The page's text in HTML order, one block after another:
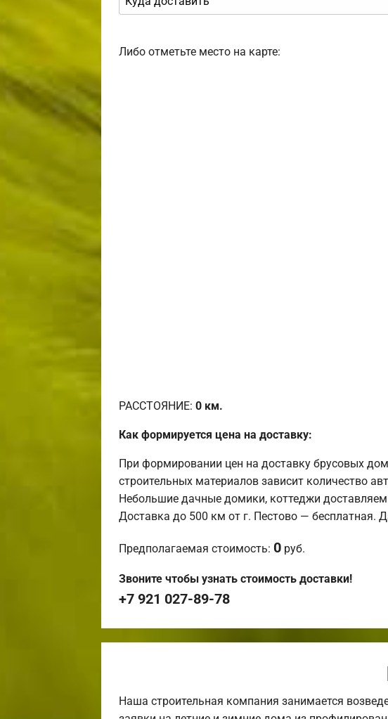
Либо отметьте место на карте:
РАССТОЯНИЕ: 0 км.
Как формируется цена на доставку:
При формировании цен на доставку брусовых
строительных материалов зависит количество
Небольшие дачные домики, коттеджи
Доставка до 500 км от г. Пестово — бесплатная.
Предполагаемая стоимость: 0 руб.
Звоните чтобы узнать стоимость доставки!
+7 921 027-89-78
Наша строительная компания занимается